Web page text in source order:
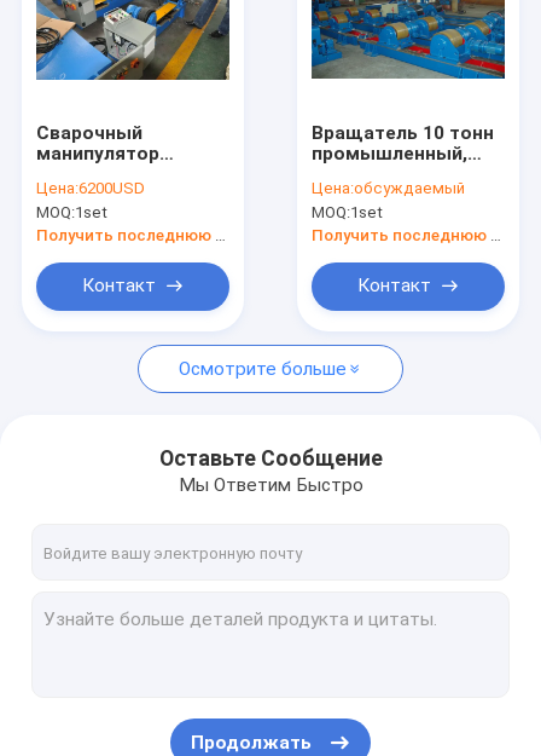
О нас
Путешествие фабрики
Вращатель трубы сваривая
сварочный вращатель
Вращатели собственной личности выравнивая
Сварочный
манипулятор
40T 600mm
индустрии башни
ветра обычный
Цена:6200USD
MOQ:1set
Получить последнюю цену
Контакт
Вращатель 10 тонн
промышленный,
ветра 1.1kw
поворачивая
Цена:обсуждаемый
MOQ:1set
Получить последнюю цену
Контакт
Осмотрите больше
Оставьте Сообщение
Мы Ответим Быстро
Продолжать